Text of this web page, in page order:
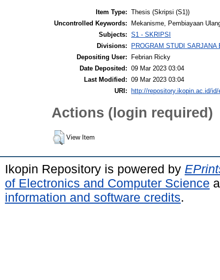
Item Type: Thesis (Skripsi (S1))
Uncontrolled Keywords:
Mekanisme, Pembiayaan
Subjects: S1 - SKRIPSI
Divisions:
PROGRAM STUDI
Depositing User:
Febrian Ricky
Date Deposited: 09 Mar 2023 03:04
Last Modified: 09 Mar 2023 03:04
URI:
http://repository.ikopin.ac.id/id/
Actions (login required)
View Item
Ikopin Repository is powered by
of Electronics and Computer Science
information and software credits.